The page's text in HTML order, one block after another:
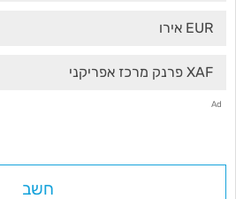
EUR אירו
XAF פרנק מרכז אפריקני
Ad
חשב